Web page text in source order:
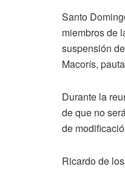
Santo
miembros de
suspensión
Macorís,
Durante la
de que no
de
Ricardo de